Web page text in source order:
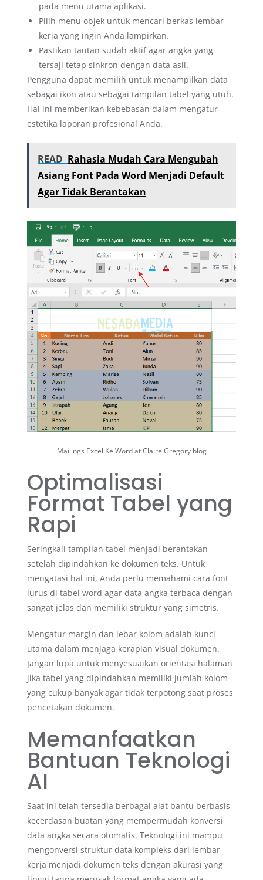
pada menu utama aplikasi.
Pilih menu objek untuk mencari berkas lembar
kerja yang ingin Anda lampirkan.
Pastikan tautan sudah aktif agar angka yang
tersaji tetap sinkron dengan data asli.
Pengguna dapat memilih untuk menampilkan data
sebagai ikon atau sebagai tampilan tabel yang utuh.
Hal ini memberikan kebebasan dalam mengatur
estetika laporan profesional Anda.
READ Rahasia Mudah Cara Mengubah
Asiang Font Pada Word Menjadi Default
Agar Tidak Berantakan
Mailings Excel Ke Word at Claire Gregory blog
Optimalisasi
Format Tabel yang
Rapi
Seringkali tampilan tabel menjadi berantakan
setelah dipindahkan ke dokumen teks. Untuk
mengatasi hal ini, Anda perlu memahami cara font
lurus di tabel word agar data angka terbaca dengan
sangat jelas dan memiliki struktur yang simetris.
Mengatur margin dan lebar kolom adalah kunci
utama dalam menjaga kerapian visual dokumen.
Jangan lupa untuk menyesuaikan orientasi halaman
jika tabel yang dipindahkan memiliki jumlah kolom
yang cukup banyak agar tidak terpotong saat proses
pencetakan dokumen.
Memanfaatkan
Bantuan Teknologi
AI
Saat ini telah tersedia berbagai alat bantu berbasis
kecerdasan buatan yang mempermudah konversi
data angka secara otomatis. Teknologi ini mampu
mengonversi struktur data kompleks dari lembar
kerja menjadi dokumen teks dengan akurasi yang